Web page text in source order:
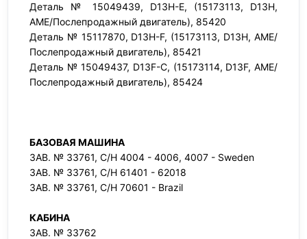
Деталь № 15049439, D13H-E, (15173113, D13H,
AME/Послепродажный двигатель), 85420
Деталь № 15117870, D13H-F, (15173113, D13H, AME/
Послепродажный двигатель), 85421
Деталь № 15049437, D13F-C, (15173114, D13F, AME/
Послепродажный двигатель), 85424
БАЗОВАЯ МАШИНА
ЗАВ. № 33761, С/Н 4004 - 4006, 4007 - Sweden
ЗАВ. № 33761, С/Н 61401 - 62018
ЗАВ. № 33761, С/Н 70601 - Brazil
КАБИНА
ЗАВ. № 33762